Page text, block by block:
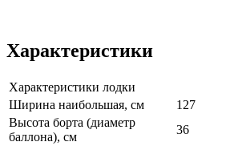
Характеристики
Характеристики лодки
Ширина наибольшая, см
127
Высота борта (диаметр
баллона), см
36